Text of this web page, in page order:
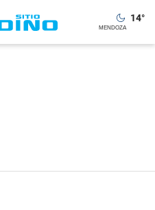
14°